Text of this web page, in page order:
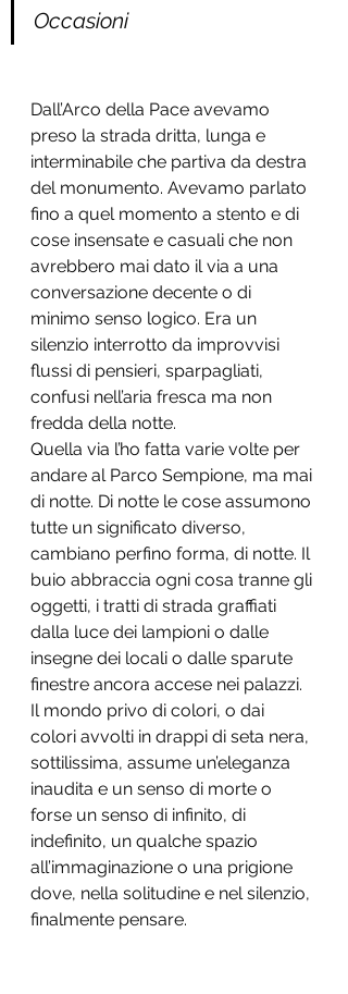
Occasioni
Dall’Arco della Pace avevamo
preso la strada dritta, lunga e
interminabile che partiva da destra
del monumento. Avevamo parlato
fino a quel momento a stento e di
cose insensate e casuali che non
avrebbero mai dato il via a una
conversazione decente o di
minimo senso logico. Era un
silenzio interrotto da improvvisi
flussi di pensieri, sparpagliati,
confusi nell’aria fresca ma non
fredda della notte.
Quella via l’ho fatta varie volte per
andare al Parco Sempione, ma mai
di notte. Di notte le cose assumono
tutte un significato diverso,
cambiano perfino forma, di notte. Il
buio abbraccia ogni cosa tranne gli
oggetti, i tratti di strada graffiati
dalla luce dei lampioni o dalle
insegne dei locali o dalle sparute
finestre ancora accese nei palazzi.
Il mondo privo di colori, o dai
colori avvolti in drappi di seta nera,
sottilissima, assume un’eleganza
inaudita e un senso di morte o
forse un senso di infinito, di
indefinito, un qualche spazio
all’immaginazione o una prigione
dove, nella solitudine e nel silenzio,
finalmente pensare.